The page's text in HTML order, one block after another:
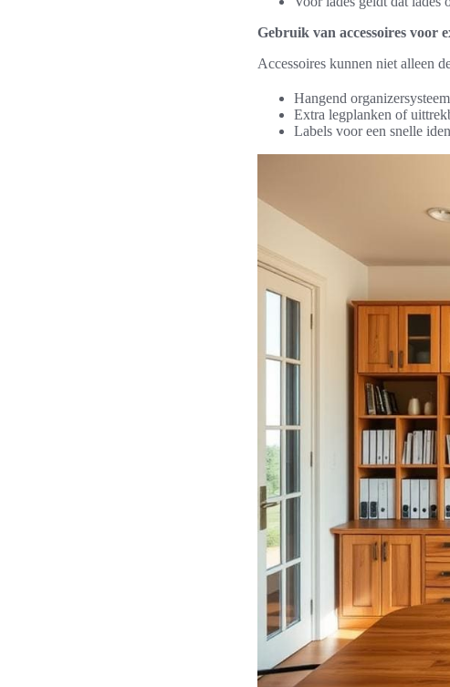
Gebruik van accessoires voor
Accessoires kunnen niet alleen
Hangend
Extra legplanken of
Labels voor een snelle